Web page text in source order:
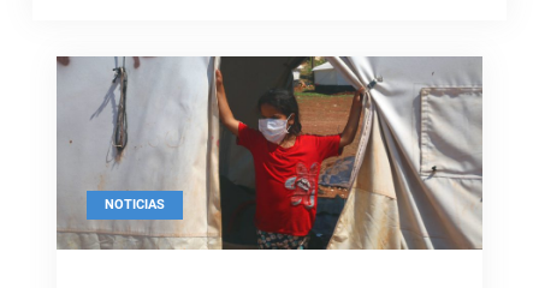
NOTICIAS